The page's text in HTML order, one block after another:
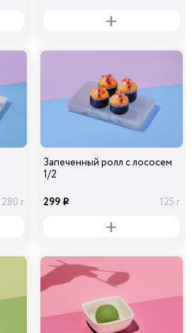
280 г
Запеченный ролл с лососем
1/2
299 i 125 г